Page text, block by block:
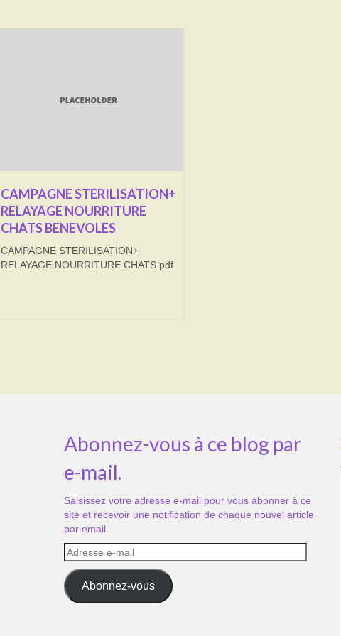
CAMPAGNE STERILISATION+
RELAYAGE NOURRITURE
CHATS BENEVOLES
CAMPAGNE STERILISATION+
RELAYAGE NOURRITURE CHATS.pdf
Abonnez-vous à ce blog par
e-mail.
Saisissez votre adresse e-mail pour vous abonner à ce
site et recevoir une notification de chaque nouvel article
par email.
Adresse
e-
mail
Abonnez-vous